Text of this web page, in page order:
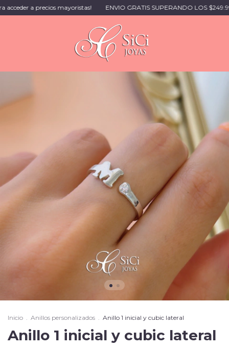
precios mayoristas! ENVIO GRATIS SUPERANDO LOS $249.999 🚚 |
Inicio . Anillos personalizados . Anillo 1 inicial y cubic lateral
Anillo 1 inicial y cubic lateral